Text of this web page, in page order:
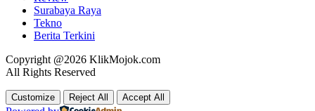
Surabaya Raya
Tekno
Berita Terkini
Copyright @2026 KlikMojok.com
All Rights Reserved
Customize Reject All Accept All